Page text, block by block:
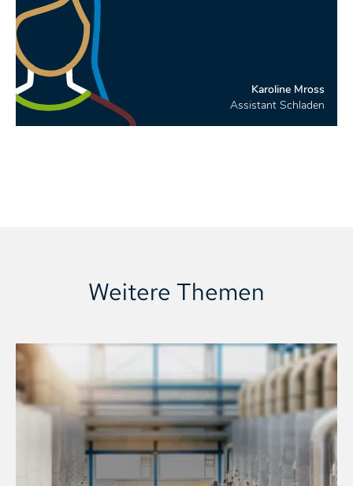
Karoline Mross
Assistant Schladen
Weitere Themen